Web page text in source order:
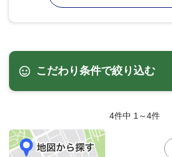
こだわり条件で絞り込む
4件中 1～4件